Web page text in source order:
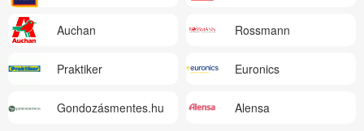
Auchan Rossmann
Praktiker Euronics
Gondozásmentes.hu Alensa